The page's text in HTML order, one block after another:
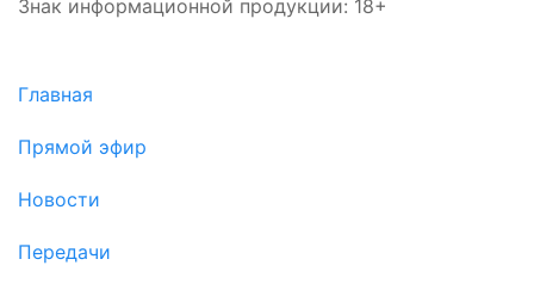
Знак информационной продукции: 18+
Главная
Прямой эфир
Новости
Передачи